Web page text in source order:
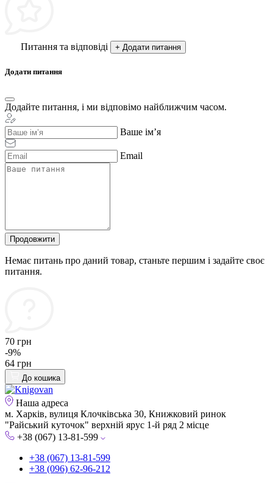
Питання та відповіді + Додати питання
Додати питання
Додайте питання, і ми відповімо найближчим часом.
Ваше ім’я
Email
Продовжити
Немає питань про даний товар, станьте першим і задайте своє
питання.
70 грн
-9%
64 грн
До кошика
Наша адреса
м. Харків, вулиця Клочківська 30, Книжковий ринок
"Райський куточок" верхній ярус 1-й ряд 2 місце
+38 (067) 13-81-599
+38 (067) 13-81-599
+38 (096) 62-96-212